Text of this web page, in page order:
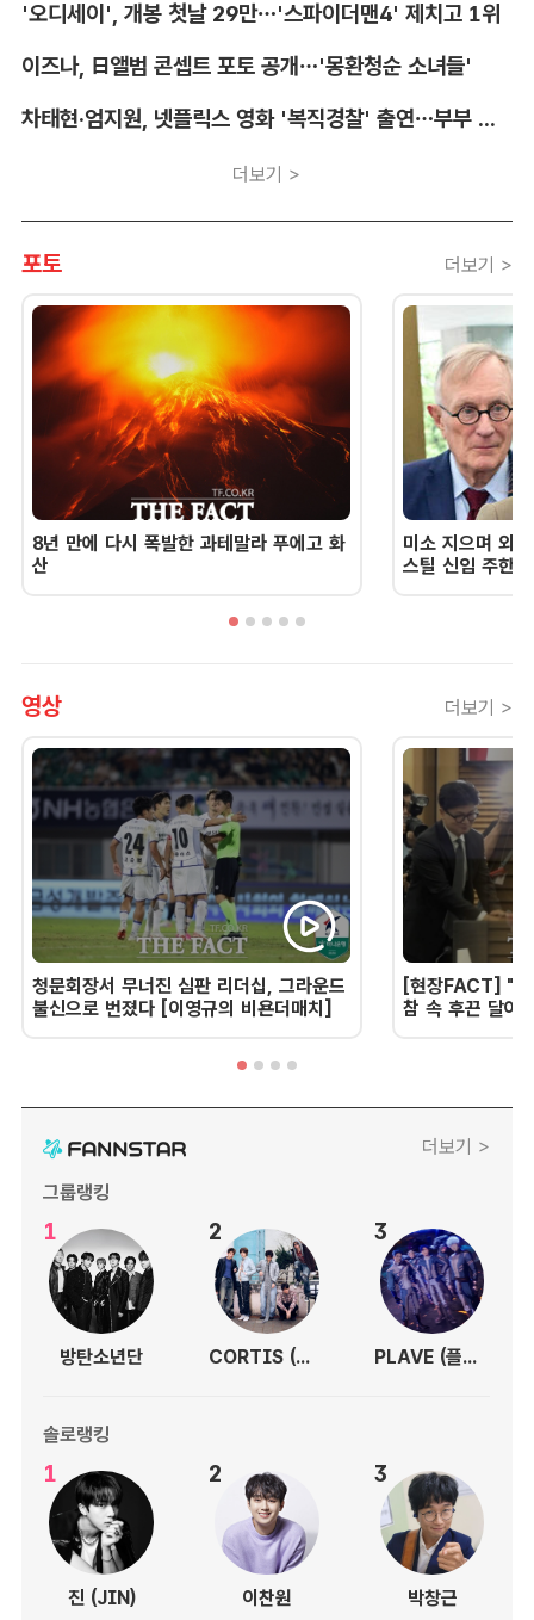
'오디세이', 개봉 첫날 29만…'스파이더맨4' 제치고 1위
이즈나, 日앨범 콘셉트 포토 공개…'몽환청순 소녀들'
차태현·엄지원, 넷플릭스 영화 '복직경찰' 출연…부부 호흡
더보기 >
포토 더보기 >
8년 만에 다시 폭발한 과테말라 푸에고 화
산
미소 지으며 외
스틸 신임 주한
영상 더보기 >
청문회장서 무너진 심판 리더십, 그라운드
불신으로 번졌다 [이영규의 비욘더매치]
[현장FACT] "한
참 속 후끈 달아
더보기 >
그룹랭킹
1
방탄소년단
2
CORTIS (코르티스)
3
PLAVE (플레이브)
솔로랭킹
1
진 (JIN)
2
이찬원
3
박창근